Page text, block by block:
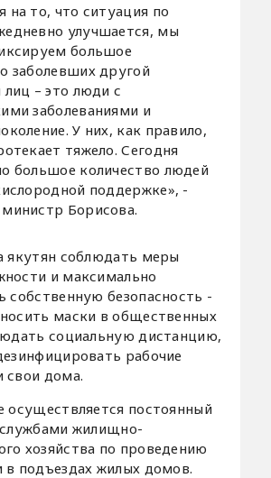
на то, что ситуация по
улучшается, мы
большое
заболевших другой
лиц – это люди с
заболеваниями и
У них, как правило,
тяжело. Сегодня
большое количество людей
поддержке», -
Борисова.
якутян соблюдать меры
и максимально
собственную безопасность -
маски в общественных
социальную дистанцию,
рабочие
свои дома.
осуществляется постоянный
жилищно-
хозяйства по проведению
в подъездах жилых домов.